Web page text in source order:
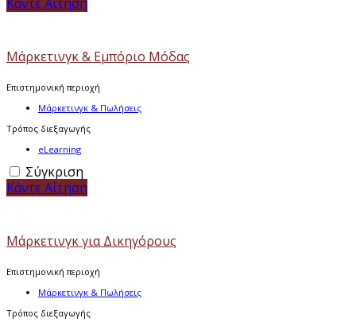
Μάρκετινγκ & Εμπόριο Μόδας
Επιστημονική περιοχή
Μάρκετινγκ & Πωλήσεις
Τρόπος διεξαγωγής
eLearning
Σύγκριση
Κάντε Αίτηση
Μάρκετινγκ για Δικηγόρους
Επιστημονική περιοχή
Μάρκετινγκ & Πωλήσεις
Τρόπος διεξαγωγής